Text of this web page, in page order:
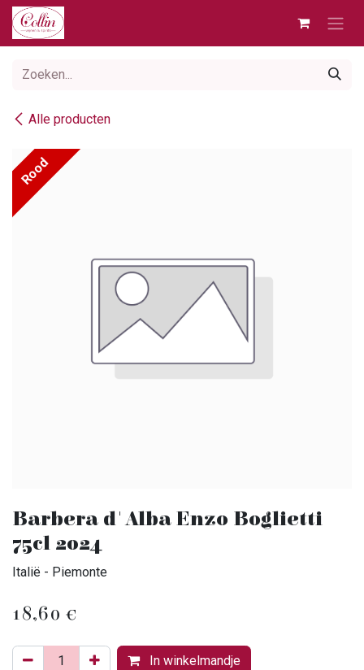
Overslaan naar inhoud
Alle producten
Rood
Barbera d'Alba Enzo Boglietti
75cl 2024
Italië - Piemonte
18,60 €
In winkelmandje